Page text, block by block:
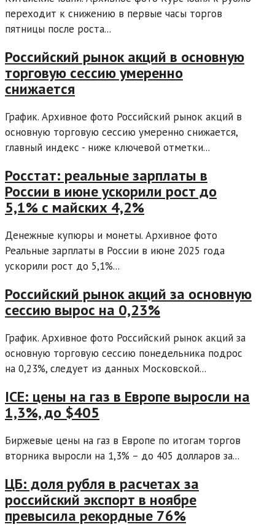
переходит к снижению в первые часы торгов
пятницы после роста...
Российский рынок акций в основную
торговую сессию умеренно
снижается
График. Архивное фото Российский рынок акций в
основную торговую сессию умеренно снижается,
главный индекс - ниже ключевой отметки...
Росстат: реальные зарплаты в
России в июне ускорили рост до
5,1% с майских 4,2%
Денежные купюры и монеты. Архивное фото
Реальные зарплаты в России в июне 2025 года
ускорили рост до 5,1%...
Российский рынок акций за основную
сессию вырос на 0,23%
График. Архивное фото Российский рынок акций за
основную торговую сессию понедельника подрос
на 0,23%, следует из данных Московской...
ICE: цены на газ в Европе выросли на
1,3%, до $405
Биржевые цены на газ в Европе по итогам торгов
вторника выросли на 1,3% – до 405 долларов за...
ЦБ: доля рубля в расчетах за
российский экспорт в ноябре
превысила рекордные 76%